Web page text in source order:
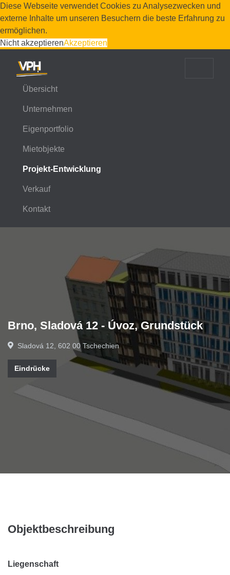
Diese Webseite verwendet Cookies zu Analysezwecken und
externe Inhalte um unseren Besuchern die beste Erfahrung zu
ermöglichen.
Nicht akzeptierenAkzeptieren
Übersicht
Unternehmen
Eigenportfolio
Mietobjekte
Projekt-Entwicklung
Verkauf
Kontakt
Brno, Sladová 12 - Úvoz, Grundstück
Sladová 12, 602 00 Tschechien
Eindrücke
Objektbeschreibung
Liegenschaft